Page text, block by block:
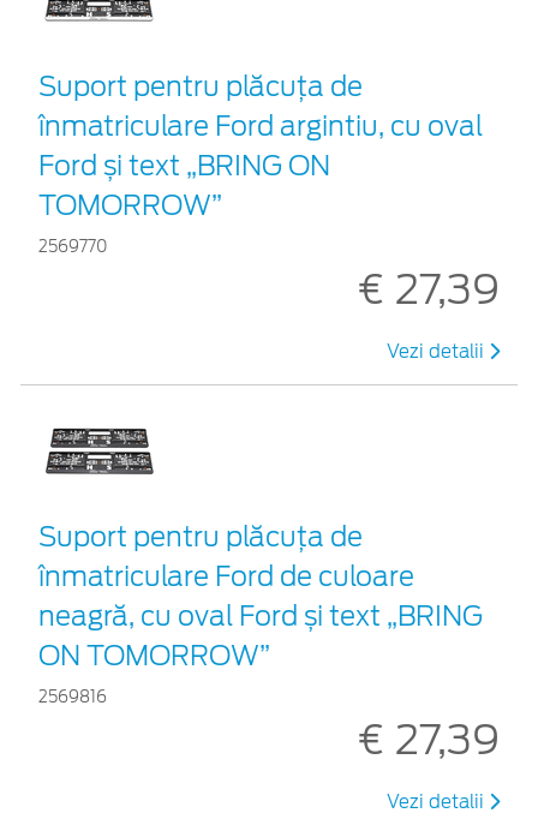
Suport pentru plăcuța de
înmatriculare Ford argintiu, cu oval
Ford și text „BRING ON
TOMORROW”
2569770
€ 27,39
Vezi detalii
Suport pentru plăcuța de
înmatriculare Ford de culoare
neagră, cu oval Ford și text „BRING
ON TOMORROW”
2569816
€ 27,39
Vezi detalii